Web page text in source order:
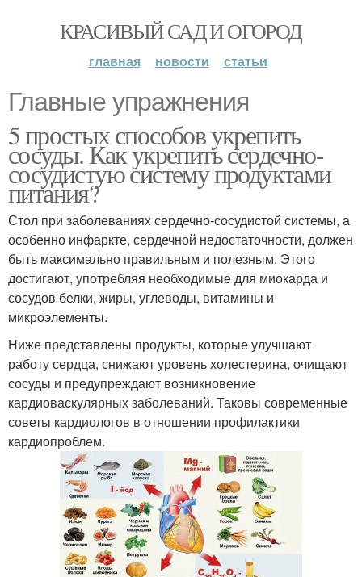
КРАСИВЫЙ САД И ОГОРОД
главная новости статьи
Главные упражнения
5 простых способов укрепить
сосуды. Как укрепить сердечно-
сосудистую систему продуктами
питания?
Стол при заболеваниях сердечно-сосудистой системы, а
особенно инфаркте, сердечной недостаточности, должен
быть максимально правильным и полезным. Этого
достигают, употребляя необходимые для миокарда и
сосудов белки, жиры, углеводы, витамины и
микроэлементы.
Ниже представлены продукты, которые улучшают
работу сердца, снижают уровень холестерина, очищают
сосуды и предупреждают возникновение
кардиоваскулярных заболеваний. Таковы современные
советы кардиологов в отношении профилактики
кардиопроблем.